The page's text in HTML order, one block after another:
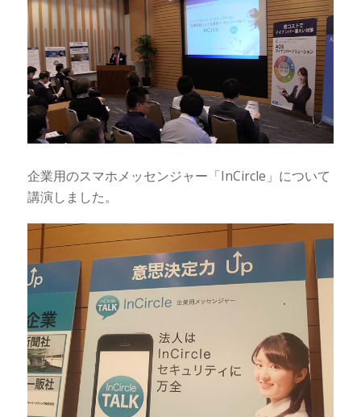
企業用のスマホメッセンジャー「InCircle」について
講演しました。